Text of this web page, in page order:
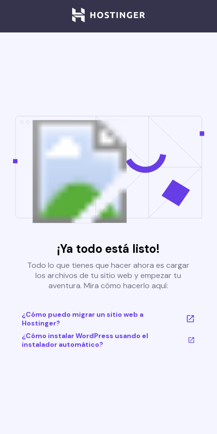
¡Ya todo está listo!
Todo lo que tienes que hacer ahora es cargar
los archivos de tu sitio web y empezar tu
aventura. Mira cómo hacerlo aquí:
¿Cómo puedo migrar un sitio web a
Hostinger?
¿Cómo instalar WordPress usando el
instalador automático?